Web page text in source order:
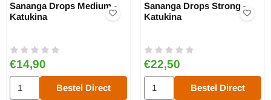
Sananga Drops Medium -
Katukina
Prijs: 14,90
€14,90
Aantal kiezen voor Sananga Drops Medium - Katukina
Bestel Direct
Sananga Drops Strong -
Katukina
Prijs: 22,50
€22,50
Aantal kiezen voor Sananga
Bestel Direct